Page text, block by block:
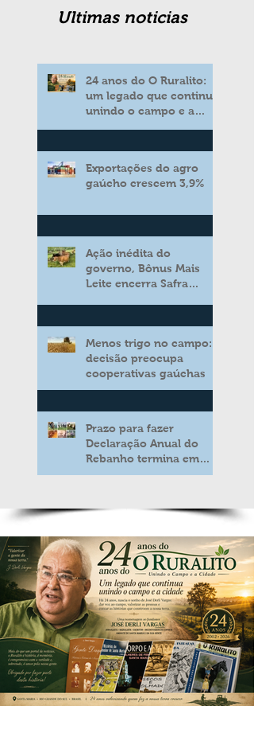
Ultimas noticias
24 anos do O Ruralito:
um legado que continua
unindo o campo e a
Exportações do agro
gaúcho crescem 3,9%
Ação inédita do
governo, Bônus Mais
Leite encerra Safra
aos produtores de leite
Menos trigo no campo:
decisão preocupa
cooperativas gaúchas
Prazo para fazer
Declaração Anual do
Rebanho termina em
duas semanas